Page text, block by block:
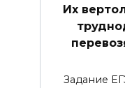
Их
Задание